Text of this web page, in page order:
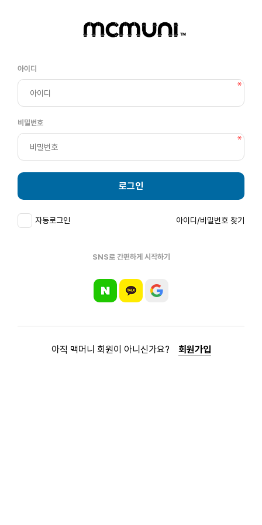
아이디
비밀번호
로그인
자동로그인 아이디/비밀번호 찾기
SNS로 간편하게 시작하기
아직 맥머니 회원이 아니신가요? 회원가입